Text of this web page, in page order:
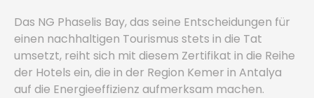
Das NG Phaselis Bay, das seine Entscheidungen für
einen nachhaltigen Tourismus stets in die Tat
umsetzt, reiht sich mit diesem Zertifikat in die Reihe
der Hotels ein, die in der Region Kemer in Antalya
auf die Energieeffizienz aufmerksam machen.